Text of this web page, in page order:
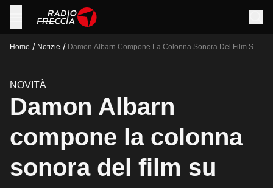
Home / Notizie / Damon Albarn Compone La Colonna Sonora Del Film Su
NOVITÀ
Damon Albarn
compone la colonna
sonora del film su